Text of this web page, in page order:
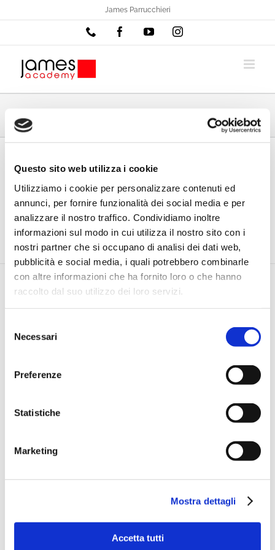
Questo sito web utilizza i cookie
Utilizziamo i cookie per personalizzare contenuti ed
annunci, per fornire funzionalità dei social media e per
analizzare il nostro traffico. Condividiamo inoltre
informazioni sul modo in cui utilizza il nostro sito con i
nostri partner che si occupano di analisi dei dati web,
pubblicità e social media, i quali potrebbero combinarle
con altre informazioni che ha fornito loro o che hanno
raccolto dal suo utilizzo dei loro servizi.
delNecessari
Preferenze
Statistiche
Marketing
Mostra dettagli
Accetta tutti
al
James Parrucchieri
Phone FacebookYouTubeInstagram
time_ok
TEL |